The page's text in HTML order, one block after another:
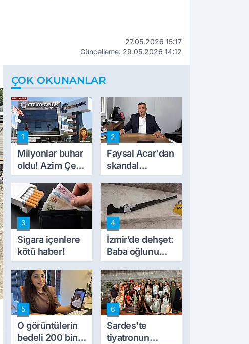
27.05.2026 15:17
Güncelleme: 29.05.2026 14:12
ÇOK OKUNANLAR
1
Milyonlar buhar
oldu! Azim Çelik
inşaat mağduru
ilk kez konuştu
2
Faysal Acar'dan
skandal
açıklamalar:
'Haluk Levent
peynircilerimizi
de kıskaca aldı,
müdahale ettik'
3
Sigara içenlere
kötü haber!
4
İzmir’de dehşet:
Baba oğlunu
vurdu
5
O görüntülerin
bedeli 200 bin
6
Sardes'te
tiyatronun